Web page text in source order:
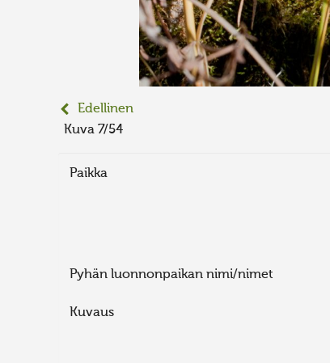
Edellinen
Kuva 7/54
Paikka
Pyhän luonnonpaikan nimi/nimet
Kuvaus